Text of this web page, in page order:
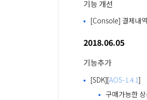
기능 개선
[Console] 결제내
2018.06.05
기능추가
[SDK][AOS-1.4.1]
구매가능한